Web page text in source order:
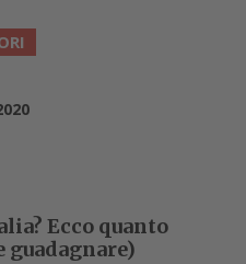
Ecco quanto
guadagnare)